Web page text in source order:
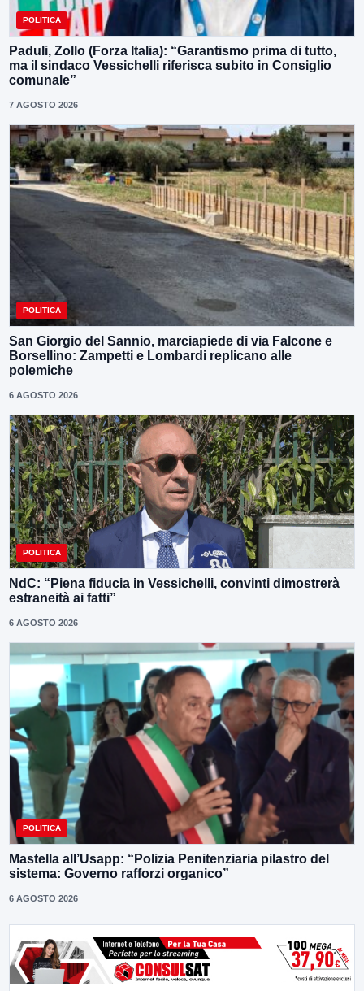
POLITICA
Paduli, Zollo (Forza Italia): “Garantismo prima di tutto,
ma il sindaco Vessichelli riferisca subito in Consiglio
comunale”
7 AGOSTO 2026
POLITICA
San Giorgio del Sannio, marciapiede di via Falcone e
Borsellino: Zampetti e Lombardi replicano alle
polemiche
6 AGOSTO 2026
POLITICA
NdC: “Piena fiducia in Vessichelli, convinti dimostrerà
estraneità ai fatti”
6 AGOSTO 2026
POLITICA
Mastella all’Usapp: “Polizia Penitenziaria pilastro del
sistema: Governo rafforzi organico”
6 AGOSTO 2026